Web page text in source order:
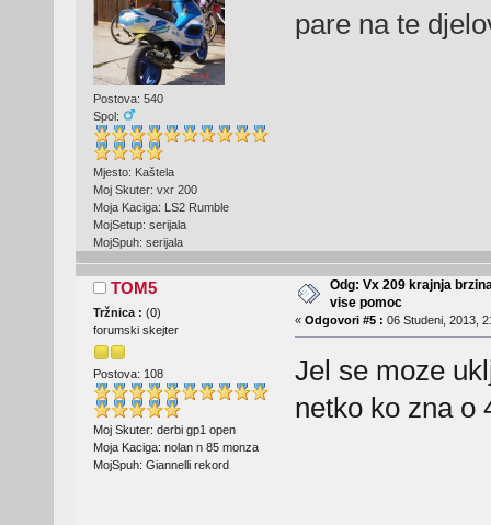
Postova: 540
Spol:
Mjesto: Kaštela
Moj Skuter: vxr 200
Moja Kaciga: LS2 Rumble
MojSetup: serijala
MojSpuh: serijala
pare na te
TOM5
Tržnica : (0)
forumski skejter
Postova: 108
Moj Skuter: derbi gp1 open
Moja Kaciga: nolan n 85 monza
MojSpuh: Giannelli rekord
Odg: Vx 209 krajnja
vise pomoc
« Odgovori #5 : 06 Studeni, 2013,
Jel se moze
netko ko zna o